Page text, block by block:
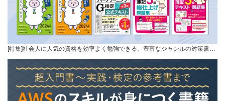
[特集]社会人に人気の資格を効率よく勉強できる、豊富なジャンルの対策書…